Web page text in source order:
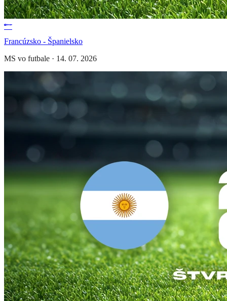
Francúzsko - Španielsko
MS vo futbale · 14. 07. 2026